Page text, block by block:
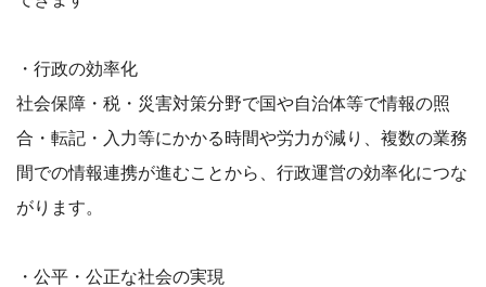
・行政の効率化
社会保障・税・災害対策分野で国や自治体等で情報の照
合・転記・入力等にかかる時間や労力が減り、複数の業務
間での情報連携が進むことから、行政運営の効率化につな
がります。
・公平・公正な社会の実現